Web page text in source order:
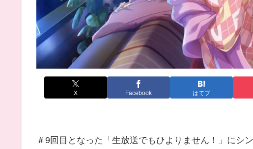
X Facebook はてブ
＃9回目となった「生放送でもひよりません！」にシ